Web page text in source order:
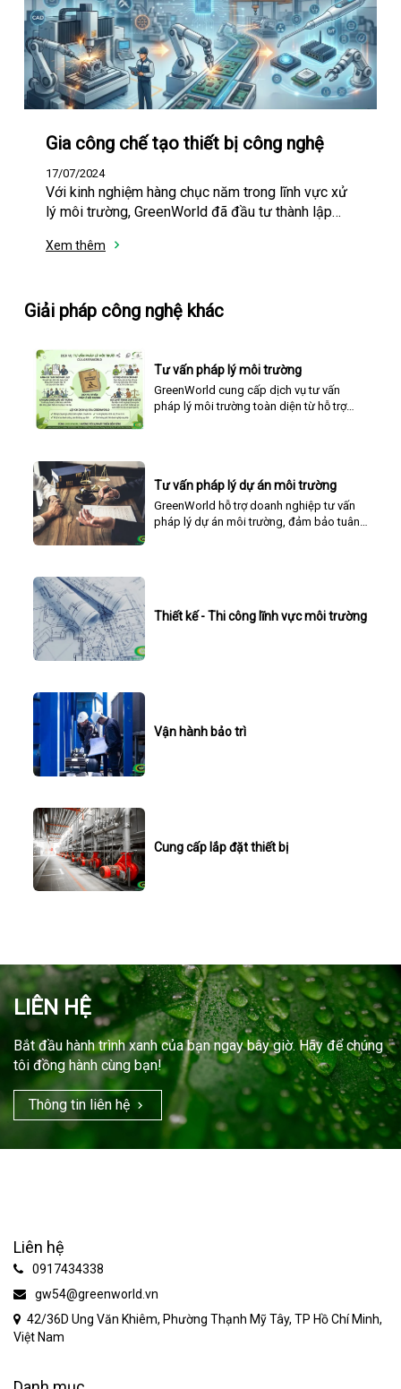
Gia công chế tạo thiết bị công nghệ
17/07/2024
Với kinh nghiệm hàng chục năm trong lĩnh vực xử
lý môi trường, GreenWorld đã đầu tư thành lập
thù tại với hàng chục kĩ sư cơ khí và công nhân với
Xem thêm
Giải pháp công nghệ khác
Tư vấn pháp lý môi trường
GreenWorld cung cấp dịch vụ tư vấn
pháp lý môi trường toàn diện từ hỗ trợ
Tư vấn pháp lý dự án môi trường
GreenWorld hỗ trợ doanh nghiệp tư vấn
pháp lý dự án môi trường, đảm bảo tuân
Thiết kế - Thi công lĩnh vực môi trường
Vận hành bảo trì
Cung cấp lắp đặt thiết bị
LIÊN HỆ
Bắt đầu hành trình xanh của bạn ngay bây giờ. Hãy để chúng
tôi đồng hành cùng bạn!
Thông tin liên hệ
Liên hệ
0917434338
gw54@greenworld.vn
42/36D Ung Văn Khiêm, Phường Thạnh Mỹ Tây, TP Hồ Chí Minh,
Việt Nam